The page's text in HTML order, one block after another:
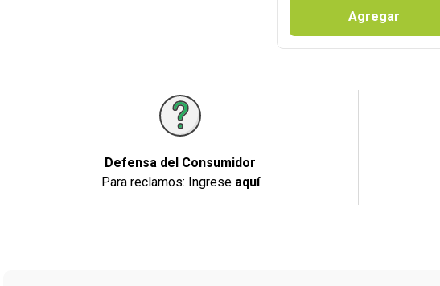
Agregar
Defensa del Consumidor
Para reclamos: Ingrese aquí